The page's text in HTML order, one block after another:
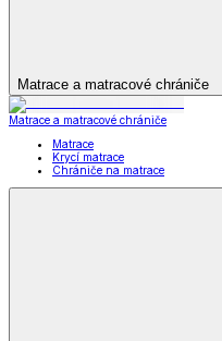
Vše z Deky a plédy
Beránkové soupravy
Beránkové deky
Televizní deky a pytle